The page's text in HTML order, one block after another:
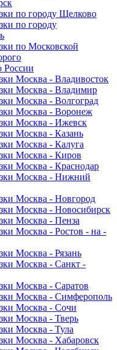
по городу Щелково
по городу
по Московской
России
Москва - Владивосток
Москва - Владимир
Москва - Волгоград
Москва - Воронеж
Москва - Ижевск
Москва - Казань
Москва - Калуга
Москва - Киров
Москва - Краснодар
Москва - Нижний
Москва - Новгород
Москва - Новосибирск
Москва - Пенза
Москва - Ростов - на -
Москва - Рязань
Москва - Санкт -
Москва - Саратов
Москва - Симферополь
Москва - Сочи
Москва - Тверь
Москва - Тула
Москва - Хабаровск